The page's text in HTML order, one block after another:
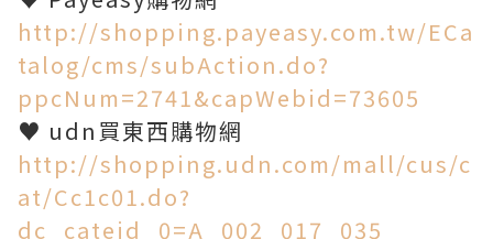
http://shopping.payeasy.com.tw/ECa
talog/cms/subAction.do?
ppcNum=2741&capWebid=73605
♥ udn買東西購物網
http://shopping.udn.com/mall/cus/c
at/Cc1c01.do?
dc_cateid_0=A_002_017_035